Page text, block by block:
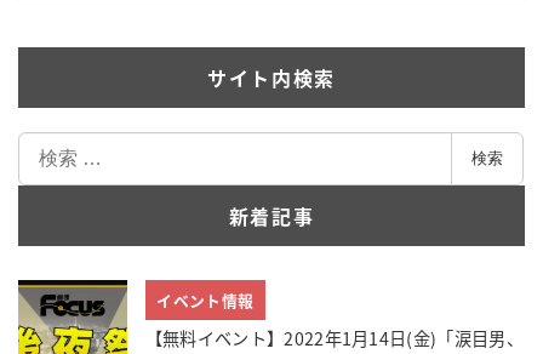
サイト内検索
検
検索
新着記事
イベント情報
【無料イベント】2022年1月14日(金)「涙目男、